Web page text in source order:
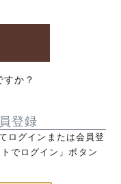
か？
登録
ログインまたは会員登
でログイン」ボタン